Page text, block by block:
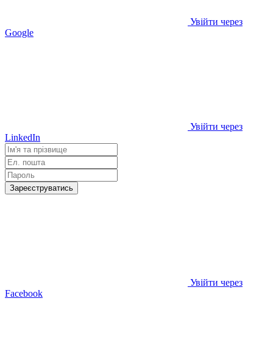
Увійти через
Google
Увійти через
LinkedIn
Зареєструватись
Увійти через
Facebook